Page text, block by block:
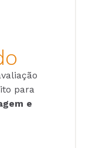
para
e